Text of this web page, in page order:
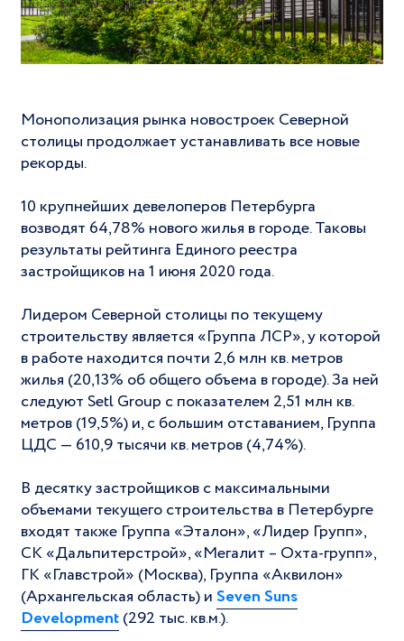
Монополизация рынка новостроек Северной
столицы продолжает устанавливать все новые
рекорды.
10 крупнейших девелоперов Петербурга
возводят 64,78% нового жилья в городе. Таковы
результаты рейтинга Единого реестра
застройщиков на 1 июня 2020 года.
Лидером Северной столицы по текущему
строительству является «Группа ЛСР», у которой
в работе находится почти 2,6 млн кв. метров
жилья (20,13% об общего объема в городе). За ней
следуют Setl Group с показателем 2,51 млн кв.
метров (19,5%) и, с большим отставанием, Группа
ЦДС — 610,9 тысячи кв. метров (4,74%).
В десятку застройщиков с максимальными
объемами текущего строительства в Петербурге
входят также Группа «Эталон», «Лидер Групп»,
СК «Дальпитерстрой», «Мегалит – Охта-групп»,
ГК «Главстрой» (Москва), Группа «Аквилон»
(Архангельская область) и Seven Suns
Development(292 тыс. кв.м.).